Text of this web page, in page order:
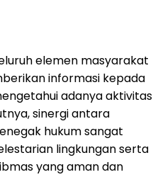
elemen masyarakat
informasi kepada
adanya aktivitas
sinergi antara
hukum sangat
lingkungan serta
yang aman dan